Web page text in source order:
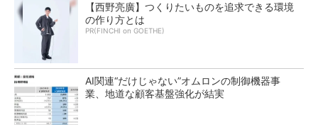
【西野亮廣】つくりたいものを追求できる環境
の作り方とは
PR(FINCHI on GOETHE)
AI関連“だけじゃない”オムロンの制御機器事
業、地道な顧客基盤強化が結実